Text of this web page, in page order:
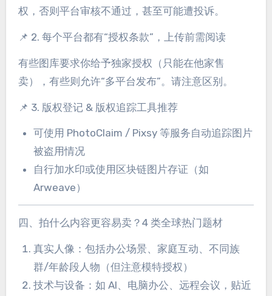
权，否则平台审核不通过，甚至可能遭投诉。
📌 2. 每个平台都有“授权条款”，上传前需阅读
有些图库要求你给予独家授权（只能在他家售
卖），有些则允许“多平台发布”。请注意区别。
📌 3. 版权登记 & 版权追踪工具推荐
可使用 PhotoClaim / Pixsy 等服务自动追踪图片
被盗用情况
自行加水印或使用区块链图片存证（如
Arweave）
四、拍什么内容更容易卖？4 类全球热门题材
真实人像：包括办公场景、家庭互动、不同族
群/年龄段人物（但注意模特授权）
技术与设备：如 AI、电脑办公、远程会议，贴近